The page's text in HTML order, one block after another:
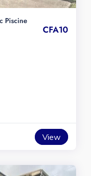
Piscine
CFA10
View